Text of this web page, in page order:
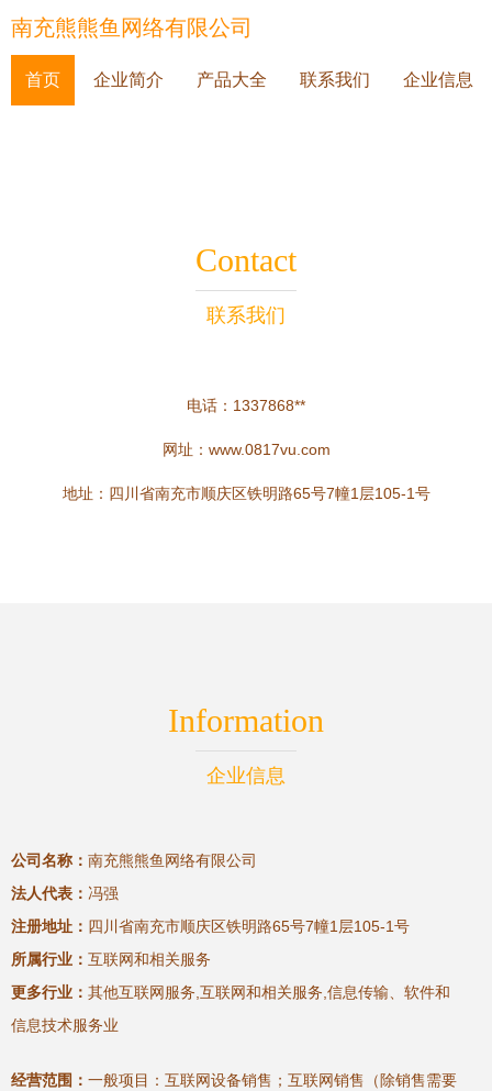
南充熊熊鱼网络有限公司
首页 企业简介 产品大全 联系我们 企业信息
Contact
联系我们
电话：1337868**
网址： www.0817vu.com
地址：四川省南充市顺庆区铁明路65号7幢1层105-1号
Information
企业信息
公司名称： 南充熊熊鱼网络有限公司
法人代表： 冯强
注册地址： 四川省南充市顺庆区铁明路65号7幢1层105-1号
所属行业： 互联网和相关服务
更多行业： 其他互联网服务,互联网和相关服务,信息传输、软件和
信息技术服务业
经营范围： 一般项目：互联网设备销售；互联网销售（除销售需要